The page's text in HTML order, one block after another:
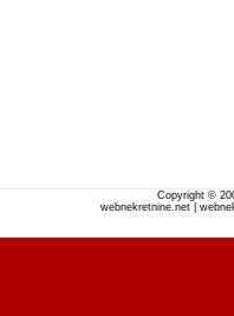
Copyright ©
webnekretnine.net |